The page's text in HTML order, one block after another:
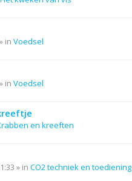
» in Voedsel
» in Voedsel
en kreeften
» in CO2 techniek en toediening